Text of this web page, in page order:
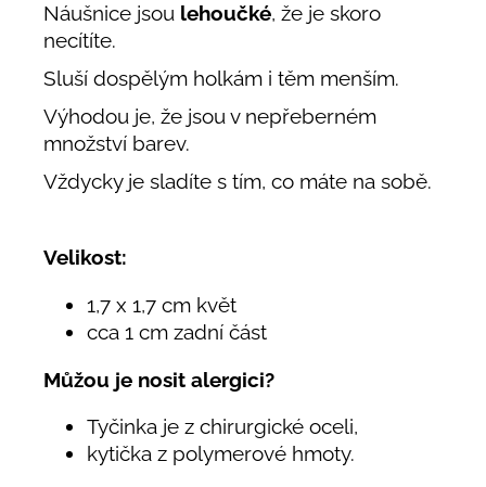
Náušnice jsou lehoučké, že je skoro
necítíte.
Sluší dospělým holkám i těm menším.
Výhodou je, že jsou v nepřeberném
množství barev.
Vždycky je sladíte s tím, co máte na sobě.
Velikost:
1,7 x 1,7 cm květ
cca 1 cm zadní část
Můžou je nosit alergici?
Tyčinka je z chirurgické oceli,
kytička z polymerové hmoty.